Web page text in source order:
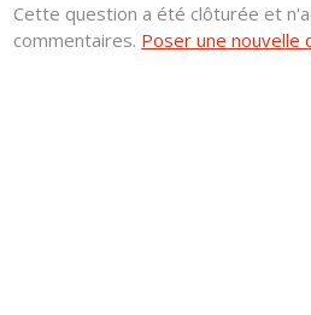
Cette question a été clôturée et
commentaires. Poser une nouvelle